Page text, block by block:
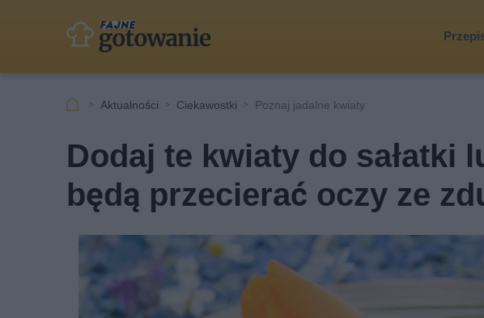
Aktualności Ciekawostki Poznaj jadalne kwiaty
Dodaj te kwiaty do sałatki
będą przecierać oczy ze